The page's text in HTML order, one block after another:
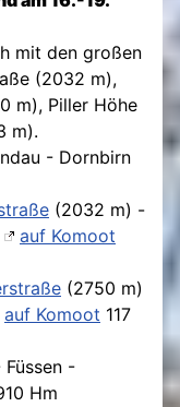
mit den großen
(2032 m),
m), Piller Höhe
m).
- Dornbirn
(2032 m) -
auf Komoot
(2750 m)
auf Komoot 117
-
Hm